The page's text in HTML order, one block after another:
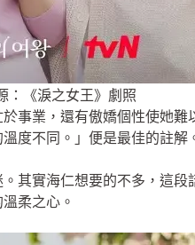
：《淚之女王》劇照
事業，還有傲嬌個性使她
度不同。」便是最佳的註解
其實海仁想要的不多，這
柔之心。